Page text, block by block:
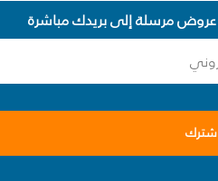
مرسلة إلى بريدك مباشرة